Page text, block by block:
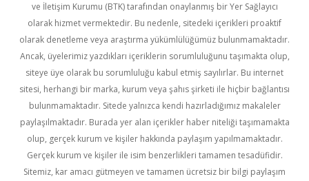
ve İletişim Kurumu (BTK) tarafından onaylanmış bir Yer Sağlayıcı
olarak hizmet vermektedir. Bu nedenle, sitedeki içerikleri proaktif
olarak denetleme veya araştırma yükümlülüğümüz bulunmamaktadır.
Ancak, üyelerimiz yazdıkları içeriklerin sorumluluğunu taşımakta olup,
siteye üye olarak bu sorumluluğu kabul etmiş sayılırlar. Bu internet
sitesi, herhangi bir marka, kurum veya şahıs şirketi ile hiçbir bağlantısı
bulunmamaktadır. Sitede yalnızca kendi hazırladığımız makaleler
paylaşılmaktadır. Burada yer alan içerikler haber niteliği taşımamakta
olup, gerçek kurum ve kişiler hakkında paylaşım yapılmamaktadır.
Gerçek kurum ve kişiler ile isim benzerlikleri tamamen tesadüfidir.
Sitemiz, kar amacı gütmeyen ve tamamen ücretsiz bir bilgi paylaşım